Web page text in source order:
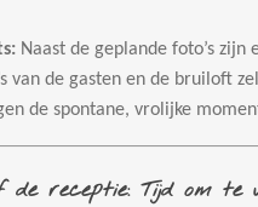
Naast de geplande foto’s zijn
van de gasten en de bruiloft
de spontane, vrolijke
de receptie: Tijd om te